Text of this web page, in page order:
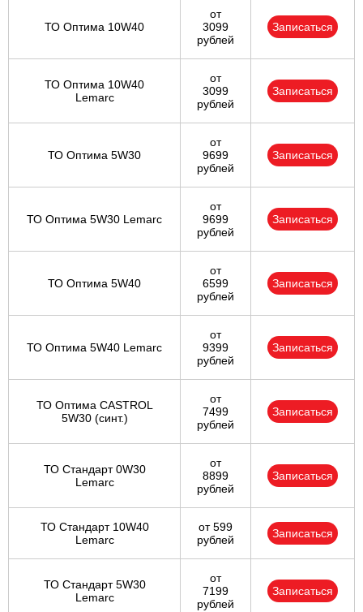
ТО Оптима 10W40
от
3099
рублей
Записаться
ТО Оптима 10W40
Lemarc
от
3099
рублей
Записаться
ТО Оптима 5W30
от
9699
рублей
Записаться
ТО Оптима 5W30 Lemarc
от
9699
рублей
Записаться
ТО Оптима 5W40
от
6599
рублей
Записаться
ТО Оптима 5W40 Lemarc
от
9399
рублей
Записаться
ТО Оптима CASTROL
5W30 (синт.)
от
7499
рублей
Записаться
ТО Стандарт 0W30
Lemarc
от
8899
рублей
Записаться
ТО Стандарт 10W40
Lemarc
от 599
рублей
Записаться
ТО Стандарт 5W30
Lemarc
от
7199
рублей
Записаться